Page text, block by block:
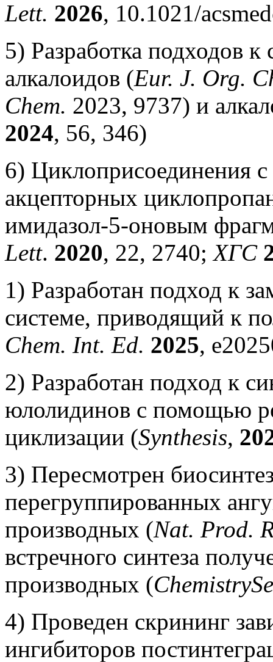
Lett. 2026, 10.1021/
5) Разработка подходов к
алкалоидов (Eur. J. Org.
Chem. 2023, 9737) и
2024, 56, 346)
6) Циклоприсоединения
акцепторных
имидазол-5-оновым
Lett. 2020, 22, 2740;ХГС
1) Разработан подход к
системе, приводящий к
Chem. Int. Ed. 2025,
2) Разработан подход к
юлолидинов с помощью
циклизации (Synthesis,
3) Пересмотрен
перегруппированных
производных (Nat. Prod.
встречного синтеза
производных (
4) Проведен скрининг
ингибиторов